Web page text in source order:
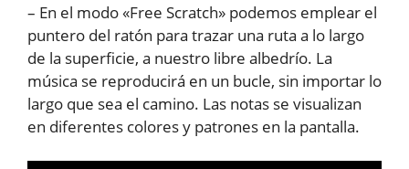
– En el modo «Free Scratch» podemos emplear el
puntero del ratón para trazar una ruta a lo largo
de la superficie, a nuestro libre albedrío. La
música se reproducirá en un bucle, sin importar lo
largo que sea el camino. Las notas se visualizan
en diferentes colores y patrones en la pantalla.